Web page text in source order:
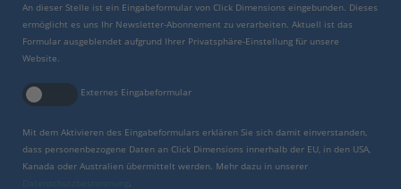
An dieser Stelle ist ein Eingabeformular von Click Dimensions eingebunden. Dieses
ermöglicht es uns Ihr Newsletter-Abonnement zu verarbeiten. Aktuell ist das
Formular ausgeblendet aufgrund Ihrer Privatsphäre-Einstellung für unsere
Website.
Externes Eingabeformular
Mit dem Aktivieren des Eingabeformulars erklären Sie sich damit einverstanden,
dass personenbezogene Daten an Click Dimensions innerhalb der EU, in den USA,
Kanada oder Australien übermittelt werden. Mehr dazu in unserer